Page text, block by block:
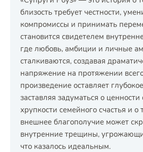
близость требует честности,
компромиссы и принимать
становится свидетелем
где любовь, амбиции и личные
сталкиваются, создавая
напряжение на протяжении
произведение оставляет
заставляя задуматься о
хрупкости семейного счастья и о
внешнее благополучие может
внутренние трещины,
что казалось идеальным.